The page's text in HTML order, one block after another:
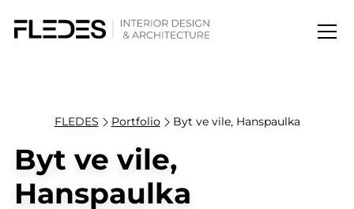
FLEDES Portfolio Byt ve vile, Hanspaulka
Byt ve vile,
Hanspaulka